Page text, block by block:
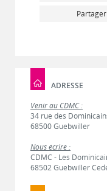
ADRESSE
Venir au CDMC :
34 rue des
68500 Guebwiller
Nous écrire :
CDMC - Les
68502 Guebwiller